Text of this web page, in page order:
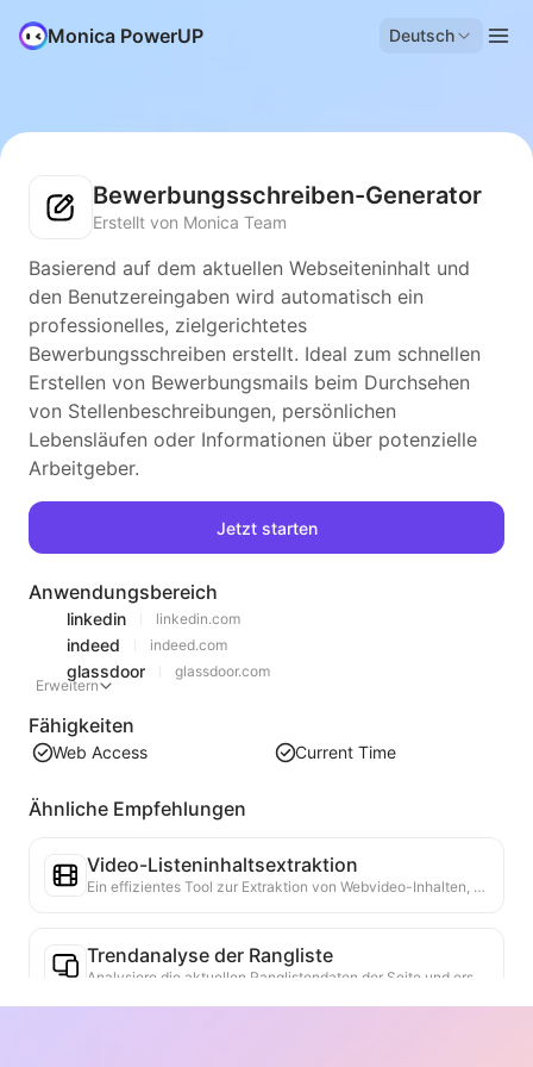
Monica PowerUP Deutsch
Bewerbungsschreiben-Generator
Erstellt von Monica Team
Basierend auf dem aktuellen Webseiteninhalt und
den Benutzereingaben wird automatisch ein
professionelles, zielgerichtetes
Bewerbungsschreiben erstellt. Ideal zum schnellen
Erstellen von Bewerbungsmails beim Durchsehen
von Stellenbeschreibungen, persönlichen
Lebensläufen oder Informationen über potenzielle
Arbeitgeber.
Jetzt starten
Anwendungsbereich
linkedin linkedin.com
indeed indeed.com
glassdoor
glassdoor.com
Erweitern
Fähigkeiten
Web Access Current Time
Ähnliche Empfehlungen
Video-Listeninhaltsextraktion
Ein effizientes Tool zur Extraktion von Webvideo-Inhalten, das Webseiten schnell scannen und Videoinformationen in einer strukturierten Markdown-Tabelle organisieren kann.
Trendanalyse der Rangliste